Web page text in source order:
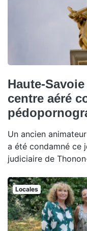
Haute-
centre aéré
Un ancien
a été condamné ce
judiciaire de
Locales